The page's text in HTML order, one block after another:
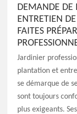
DEMANDE DE
ENTRETIEN
FAITES
Jardinier
plantation et
se démarque de
sont toujours
plus exigeants.